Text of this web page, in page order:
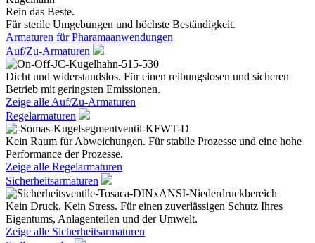
Rein das Beste.
Für sterile Umgebungen und höchste Beständigkeit.
Armaturen für Pharamaanwendungen
Auf/Zu-Armaturen
Dicht und widerstandslos. Für einen reibungslosen und sicheren
Betrieb mit geringsten Emissionen.
Zeige alle Auf/Zu-Armaturen
Regelarmaturen
Kein Raum für Abweichungen. Für stabile Prozesse und eine hohe
Performance der Prozesse.
Zeige alle Regelarmaturen
Sicherheitsarmaturen
Kein Druck. Kein Stress. Für einen zuverlässigen Schutz Ihres
Eigentums, Anlagenteilen und der Umwelt.
Zeige alle Sicherheitsarmaturen